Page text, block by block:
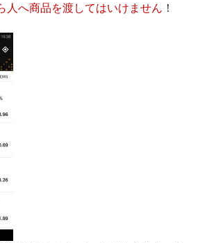
人へ商品を渡してはいけません ！